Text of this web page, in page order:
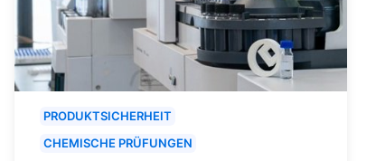
PRODUKTSICHERHEIT
CHEMISCHE PRÜFUNGEN